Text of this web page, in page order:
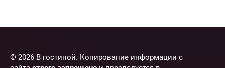
© 2026 В гостиной. Копирование информации с